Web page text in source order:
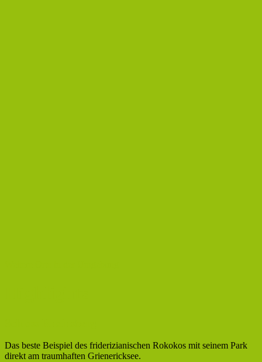
Das beste Beispiel des friderizianischen Rokokos mit seinem Park
direkt am traumhaften Grienericksee.